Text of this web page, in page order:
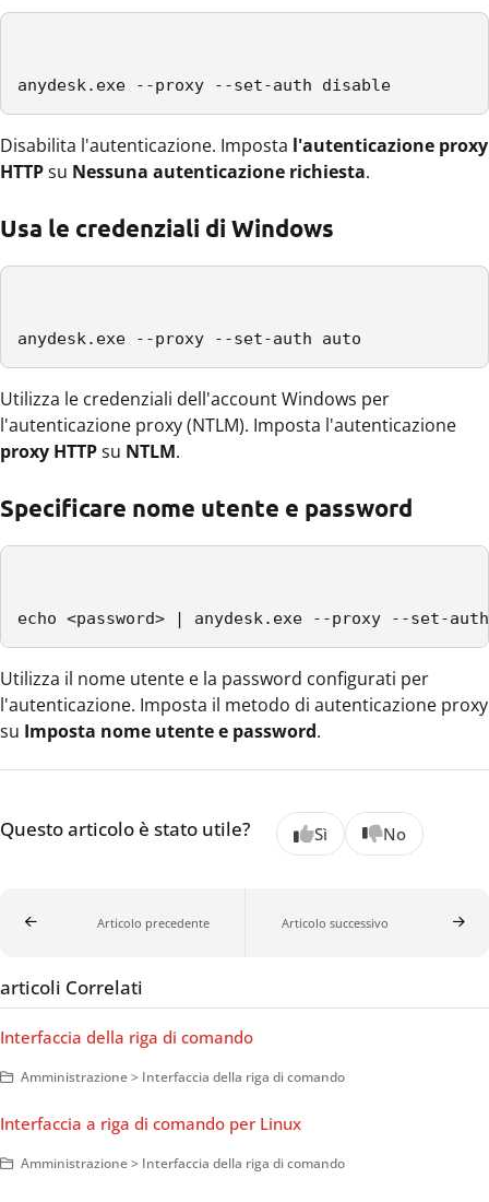
anydesk.exe --proxy --set-auth disable
Disabilita l'autenticazione. Imposta l'autenticazione proxy
HTTPsu Nessuna autenticazione richiesta.
Usa le credenziali di Windows
anydesk.exe --proxy --set-auth auto
Utilizza le credenziali dell'account Windows per
l'autenticazione proxy (NTLM). Imposta l'autenticazione
proxy HTTPsu NTLM.
Specificare nome utente e password
echo <password> | anydesk.exe --proxy --set-auth
Utilizza il nome utente e la password configurati per
l'autenticazione. Imposta il metodo di autenticazione proxy
su Imposta nome utente e password.
Questo articolo è stato utile? Sì No
Articolo precedente Articolo successivo
articoli Correlati
Interfaccia della riga di comando
Amministrazione > Interfaccia della riga di comando
Interfaccia a riga di comando per Linux
Amministrazione > Interfaccia della riga di comando